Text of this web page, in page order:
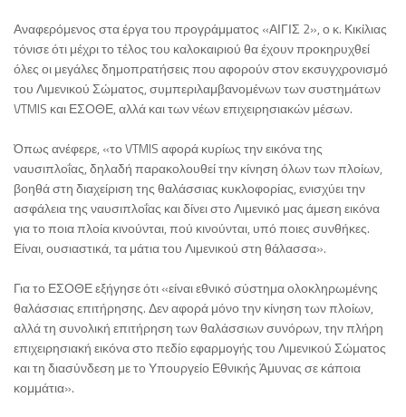
Αναφερόμενος στα έργα του προγράμματος «ΑΙΓΙΣ 2», ο κ. Κικίλιας
τόνισε ότι μέχρι το τέλος του καλοκαιριού θα έχουν προκηρυχθεί
όλες οι μεγάλες δημοπρατήσεις που αφορούν στον εκσυγχρονισμό
του Λιμενικού Σώματος, συμπεριλαμβανομένων των συστημάτων
VTMIS και ΕΣΟΘΕ, αλλά και των νέων επιχειρησιακών μέσων.
Όπως ανέφερε, «το VTMIS αφορά κυρίως την εικόνα της
ναυσιπλοΐας, δηλαδή παρακολουθεί την κίνηση όλων των πλοίων,
βοηθά στη διαχείριση της θαλάσσιας κυκλοφορίας, ενισχύει την
ασφάλεια της ναυσιπλοΐας και δίνει στο Λιμενικό μας άμεση εικόνα
για το ποια πλοία κινούνται, πού κινούνται, υπό ποιες συνθήκες.
Είναι, ουσιαστικά, τα μάτια του Λιμενικού στη θάλασσα».
Για το ΕΣΟΘΕ εξήγησε ότι «είναι εθνικό σύστημα ολοκληρωμένης
θαλάσσιας επιτήρησης. Δεν αφορά μόνο την κίνηση των πλοίων,
αλλά τη συνολική επιτήρηση των θαλάσσιων συνόρων, την πλήρη
επιχειρησιακή εικόνα στο πεδίο εφαρμογής του Λιμενικού Σώματος
και τη διασύνδεση με το Υπουργείο Εθνικής Άμυνας σε κάποια
κομμάτια».